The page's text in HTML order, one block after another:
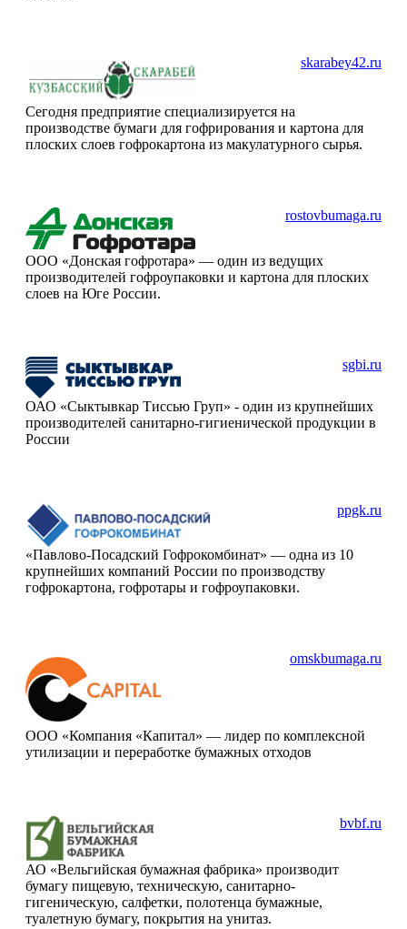
skarabey42.ru
Сегодня предприятие специализируется на
производстве бумаги для гофрирования и картона для
плоских слоев гофрокартона из макулатурного сырья.
rostovbumaga.ru
ООО «Донская гофротара» — один из ведущих
производителей гофроупаковки и картона для плоских
слоев на Юге России.
sgbi.ru
ОАО «Сыктывкар Тиссью Груп» - один из крупнейших
производителей санитарно-гигиенической продукции в
России
ppgk.ru
«Павлово-Посадский Гофрокомбинат» — одна из 10
крупнейших компаний России по производству
гофрокартона, гофротары и гофроупаковки.
omskbumaga.ru
ООО «Компания «Капитал» — лидер по комплексной
утилизации и переработке бумажных отходов
bvbf.ru
АО «Вельгийская бумажная фабрика» производит
бумагу пищевую, техническую, санитарно-
гигеническую, салфетки, полотенца бумажные,
туалетную бумагу, покрытия на унитаз.